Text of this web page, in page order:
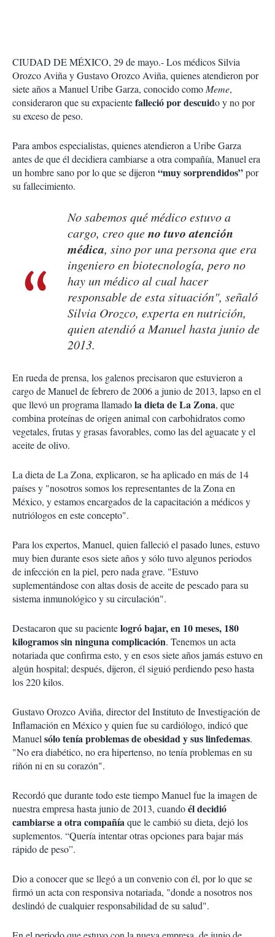
CIUDAD DE MÉXICO, 29 de mayo.- Los médicos Silvia
Orozco Aviña y Gustavo Orozco Aviña, quienes atendieron por
siete años a Manuel Uribe Garza, conocido comoMeme,
consideraron que su expacientefalleció por descuido y no por
su exceso de peso.
Para ambos especialistas, quienes atendieron a Uribe Garza
antes de que él decidiera cambiarse a otra compañía, Manuel era
un hombre sano por lo que se dijeron“muy sorprendidos”por
su fallecimiento.
No sabemos qué médico estuvo a
cargo, creo queno tuvo atención
médica, sino por una persona que era
ingeniero en biotecnología, pero no
hay un médico al cual hacer
responsable de esta situación", señaló
Silvia Orozco, experta en nutrición,
quien atendió a Manuel hasta junio de
2013.
En rueda de prensa, los galenos precisaron que estuvieron a
cargo de Manuel de febrero de 2006 a junio de 2013, lapso en el
que llevó un programa llamadola dieta de La Zona, que
combina proteínas de origen animal con carbohidratos como
vegetales, frutas y grasas favorables, como las del aguacate y el
aceite de olivo.
La dieta de La Zona, explicaron, se ha aplicado en más de 14
países y "nosotros somos los representantes de la Zona en
México, y estamos encargados de la capacitación a médicos y
nutriólogos en este concepto".
Para los expertos, Manuel, quien falleció el pasado lunes, estuvo
muy bien durante esos siete años y sólo tuvo algunos periodos
de infección en la piel, pero nada grave. "Estuvo
suplementándose con altas dosis de aceite de pescado para su
sistema inmunológico y su circulación".
Destacaron que su pacientelogró bajar, en 10 meses, 180
kilogramos sin ninguna complicación. Tenemos un acta
notariada que confirma esto, y en esos siete años jamás estuvo en
algún hospital; después, dijeron, él siguió perdiendo peso hasta
los 220 kilos.
Gustavo Orozco Aviña, director del Instituto de Investigación de
Inflamación en México y quien fue su cardiólogo, indicó que
Manuelsólo tenía problemas de obesidad y sus linfedemas.
"No era diabético, no era hipertenso, no tenía problemas en su
riñón ni en su corazón".
Recordó que durante todo este tiempo Manuel fue la imagen de
nuestra empresa hasta junio de 2013, cuandoél decidió
cambiarse a otra compañíaque le cambió su dieta, dejó los
suplementos. “Quería intentar otras opciones para bajar más
rápido de peso”.
Dio a conocer que se llegó a un convenio con él, por lo que se
firmó un acta con responsiva notariada, "donde a nosotros nos
deslindó de cualquier responsabilidad de su salud".